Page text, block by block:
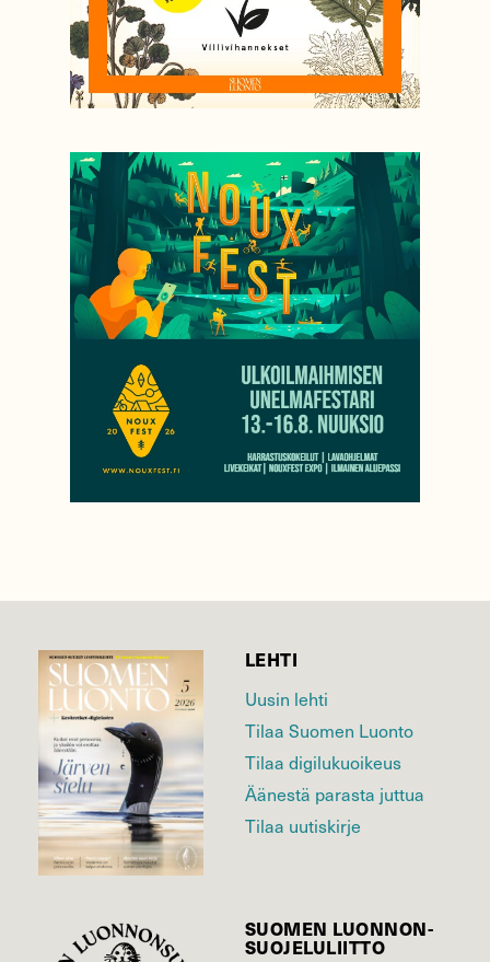
LEHTI
Uusin lehti
Tilaa Suomen Luonto
Tilaa digilukuoikeus
Äänestä parasta juttua
Tilaa uutiskirje
SUOMEN LUONNON­
SUOJELU­LIITTO